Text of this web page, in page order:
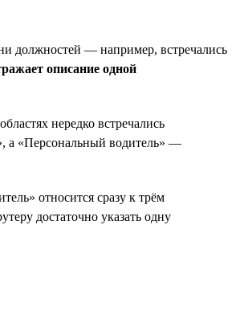
должностей — например, встречались
описание одной
нередко встречались
а «Персональный водитель» —
относится сразу к трём
достаточно указать одну